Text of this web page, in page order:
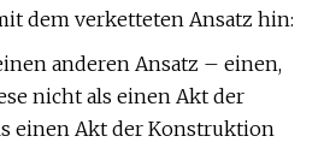
dem verketteten Ansatz hin:
anderen Ansatz – einen,
nicht als einen Akt der
einen Akt der Konstruktion